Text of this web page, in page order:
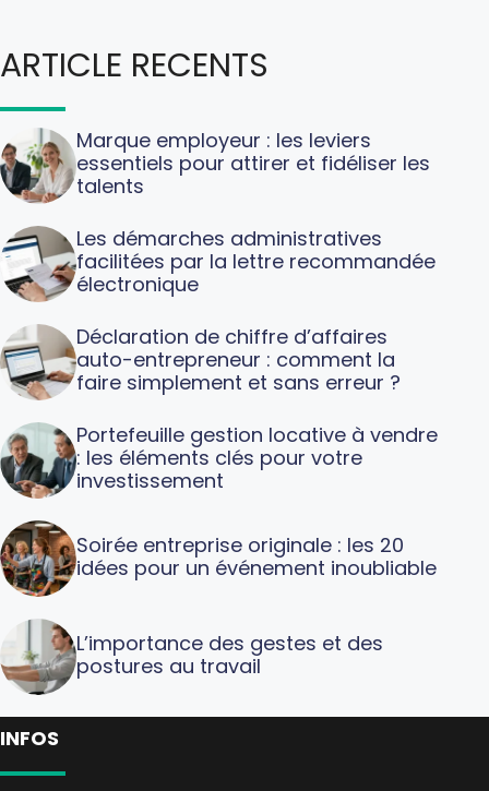
ARTICLE RECENTS
Marque employeur : les leviers
essentiels pour attirer et fidéliser les
talents
Les démarches administratives
facilitées par la lettre recommandée
électronique
Déclaration de chiffre d’affaires
auto-entrepreneur : comment la
faire simplement et sans erreur ?
Portefeuille gestion locative à vendre
: les éléments clés pour votre
investissement
Soirée entreprise originale : les 20
idées pour un événement inoubliable
L’importance des gestes et des
postures au travail
INFOS